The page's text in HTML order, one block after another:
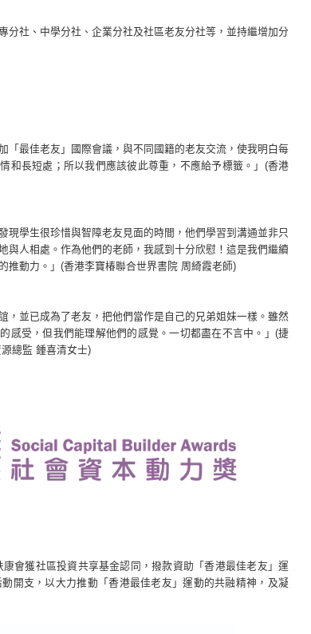
分社、中學分社、企業分社及社區老友分社等，並持繼增加分
「最佳老友」國際會議，與不同國籍的老友交流，使我明白每
和長短處；所以我們應該彼此尊重，不應給予標籤。」(香港
現學生很珍惜與智障老友見面的時間，他們學習到溝通並非只
與人相處。作為他們的老師，我感到十分欣慰！這是我們繼續
推動力。」(香港李寶椿聯合世界書院 周綺霞老師)
，並已成為了老友，把他們當作是自己的兄弟姐妹一樣。雖然
感受，但我們能理解他們的感覺。一切都盡在不言中。」(捷
總監 鍾喜清女士)
會獲社區投資共享基金認同，撥款資助「香港最佳老友」運
開支，以大力推動「香港最佳老友」運動的共融精神，及凝